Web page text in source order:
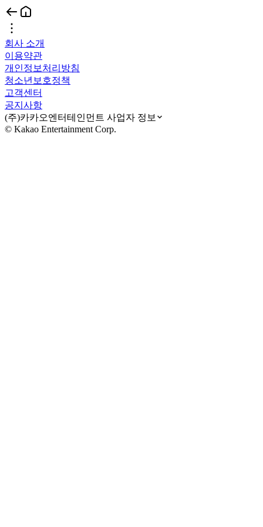
회사 소개
이용약관
개인정보처리방침
청소년보호정책
고객센터
공지사항
(주)카카오엔터테인먼트 사업자 정보
© Kakao Entertainment Corp.